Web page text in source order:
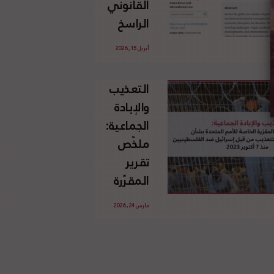
الإسرائيلي
غير
القانوني
الفلسطينية
القانوني
الراسخ
للاجئين
وحقهم
في العودة
بموجب
القانون
الدولي
أبريل 15, 2026
التعذيب
والإبادة
الجماعية:
ملخّص
تقرير
المقرّرة
الخاصة
مارس 24, 2026